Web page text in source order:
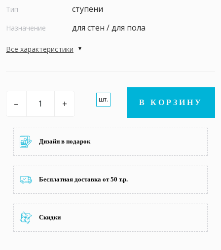
Тип ступени
Назначение для стен / для пола
Все характеристики
– + шт. В КОРЗИНУ
Дизайн в подарок
Бесплатная доставка от 50 т.р.
Скидки